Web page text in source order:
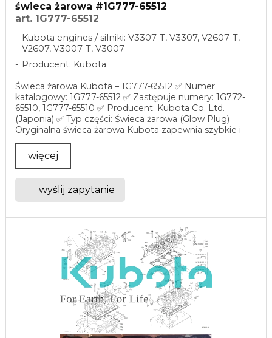
świeca żarowa #1G777-65512
art. 1G777-65512
Kubota engines / silniki: V3307-T, V3307, V2607-T,
V2607, V3007-T, V3007
Producent: Kubota
Świeca żarowa Kubota – 1G777-65512 ✅ Numer
katalogowy: 1G777-65512 ✅ Zastępuje numery: 1G772-
65510, 1G777-65510 ✅ Producent: Kubota Co. Ltd.
(Japonia) ✅ Typ części: Świeca żarowa (Glow Plug)
Oryginalna świeca żarowa Kubota zapewnia szybkie i
pewne ...
więcej
wyślij zapytanie